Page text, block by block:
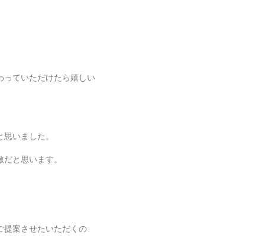
ていただけたら嬉しい
いました。
と思います。
提案させたいただくの